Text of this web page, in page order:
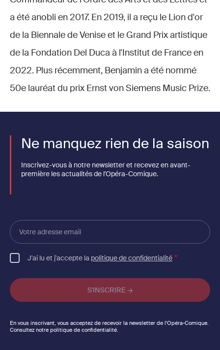
a été anobli en 2017. En 2019, il a reçu le Lion d'or
de la Biennale de Venise et le Grand Prix artistique
de la Fondation Del Duca à l'Institut de France en
2022. Plus récemment, Benjamin a été nommé
50e lauréat du prix Ernst von Siemens Music Prize.
Ne manquez rien de la saison
Inscrivez-vous à notre newsletter et recevez en avant-
première les actualités de l'Opéra-Comique.
Votre
adresse
email
J'ai lu et j'accepte la politique de confidentialité
En vous inscrivant, vous acceptez de recevoir la newsletter de l'Opéra-Comique.
Consultez notre politique de confidentialité.